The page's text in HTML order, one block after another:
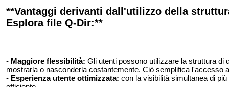
**Vantaggi derivanti dall'utilizzo della
Esplora file Q-Dir:**
- Maggiore flessibilità: Gli utenti possono utilizzare la struttura
mostrarla o nasconderla costantemente. Ciò semplifica l'accesso
- Esperienza utente ottimizzata: con la visibilità simultanea di